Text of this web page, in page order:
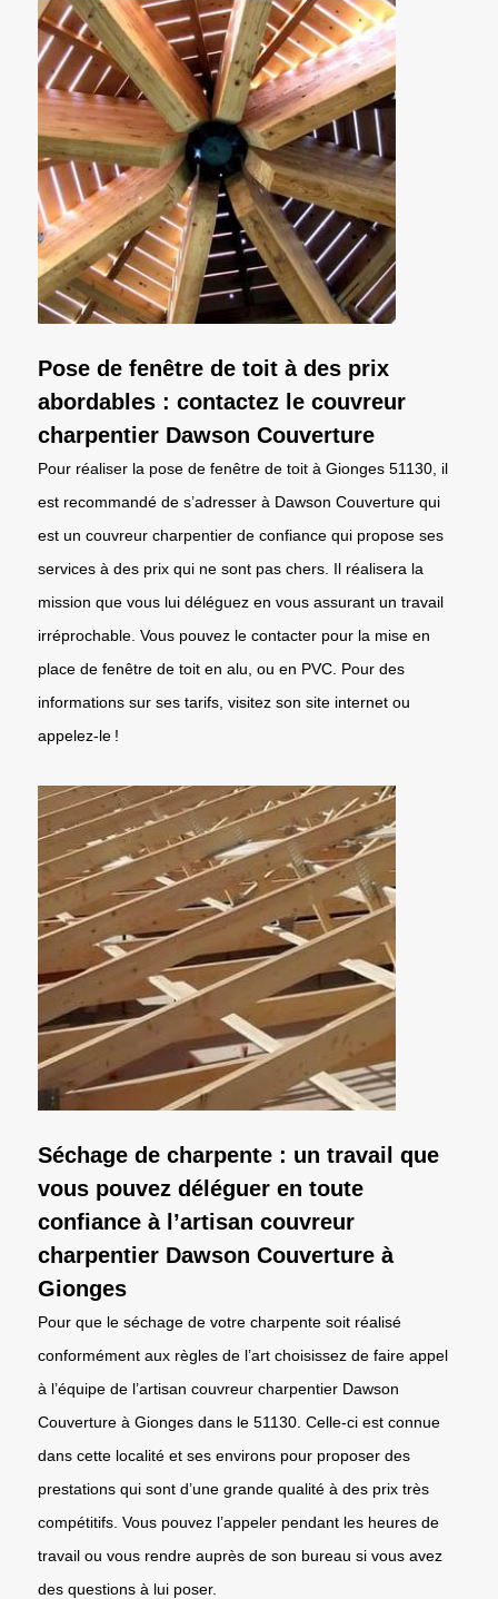
Pose de fenêtre de toit à des prix
abordables : contactez le couvreur
charpentier Dawson Couverture
Pour réaliser la pose de fenêtre de toit à Gionges 51130, il
est recommandé de s’adresser à Dawson Couverture qui
est un couvreur charpentier de confiance qui propose ses
services à des prix qui ne sont pas chers. Il réalisera la
mission que vous lui déléguez en vous assurant un travail
irréprochable. Vous pouvez le contacter pour la mise en
place de fenêtre de toit en alu, ou en PVC. Pour des
informations sur ses tarifs, visitez son site internet ou
appelez-le !
Séchage de charpente : un travail que
vous pouvez déléguer en toute
confiance à l’artisan couvreur
charpentier Dawson Couverture à
Gionges
Pour que le séchage de votre charpente soit réalisé
conformément aux règles de l’art choisissez de faire appel
à l’équipe de l’artisan couvreur charpentier Dawson
Couverture à Gionges dans le 51130. Celle-ci est connue
dans cette localité et ses environs pour proposer des
prestations qui sont d’une grande qualité à des prix très
compétitifs. Vous pouvez l’appeler pendant les heures de
travail ou vous rendre auprès de son bureau si vous avez
des questions à lui poser.